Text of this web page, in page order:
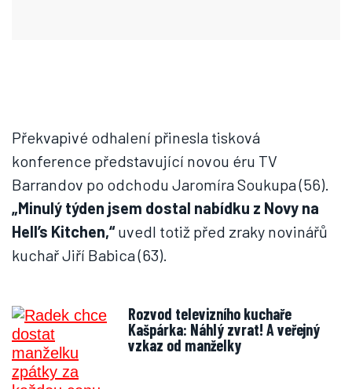
Překvapivé odhalení přinesla tisková
konference představující novou éru TV
Barrandov po odchodu Jaromíra Soukupa (56).
„Minulý týden jsem dostal nabídku z Novy na
Hell’s Kitchen,“uvedl totiž před zraky novinářů
kuchař Jiří Babica (63).
Rozvod televizního kuchaře
Kašpárka: Náhlý zvrat! A veřejný
vzkaz od manželky